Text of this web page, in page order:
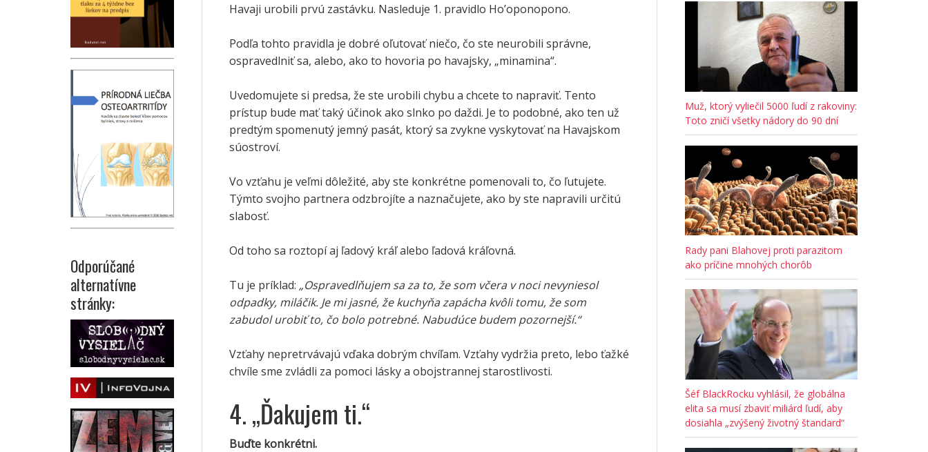
Havaji urobili prvú zastávku. Nasleduje 1. pravidlo Ho’oponopono.
Podľa tohto pravidla je dobré oľutovať niečo, čo ste neurobili správne,
ospravedlniť sa, alebo, ako to hovoria po havajsky, „minamina“.
Uvedomujete si predsa, že ste urobili chybu a chcete to napraviť. Tento
prístup bude mať taký účinok ako slnko po daždi. Je to podobné, ako ten už
predtým spomenutý jemný pasát, ktorý sa zvykne vyskytovať na Havajskom
súostroví.
Vo vzťahu je veľmi dôležité, aby ste konkrétne pomenovali to, čo ľutujete.
Týmto svojho partnera odzbrojíte a naznačujete, ako by ste napravili určitú
slabosť.
Od toho sa roztopí aj ľadový kráľ alebo ľadová kráľovná.
Tu je príklad: „Ospravedlňujem sa za to, že som včera v noci nevyniesol
odpadky, miláčik. Je mi jasné, že kuchyňa zapácha kvôli tomu, že som
zabudol urobiť to, čo bolo potrebné. Nabudúce budem pozornejší.“
Vzťahy nepretrvávajú vďaka dobrým chvíľam. Vzťahy vydržia preto, lebo ťažké
chvíle sme zvládli za pomoci lásky a obojstrannej starostlivosti.
4. „Ďakujem ti.“
Buďte konkrétni.
Muž, ktorý vyliečil 5000 ľudí z rakoviny:
Toto zničí všetky nádory do 90 dní
Rady pani Blahovej proti parazitom
ako príčine mnohých chorôb
Šéf BlackRocku vyhlásil, že globálna
elita sa musí zbaviť miliárd ľudí, aby
dosiahla „zvýšený životný štandard“
Odporúčané
alternatívne
stránky: